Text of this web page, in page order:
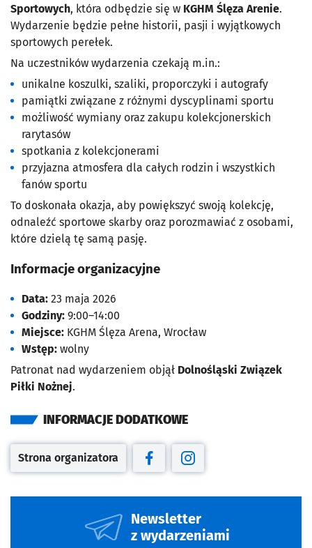
Sportowych, która odbędzie się w KGHM Ślęza Arenie.
Wydarzenie będzie pełne historii, pasji i wyjątkowych
sportowych perełek.
Na uczestników wydarzenia czekają m.in.:
unikalne koszulki, szaliki, proporczyki i autografy
pamiątki związane z różnymi dyscyplinami sportu
możliwość wymiany oraz zakupu kolekcjonerskich
rarytasów
spotkania z kolekcjonerami
przyjazna atmosfera dla całych rodzin i wszystkich
fanów sportu
To doskonała okazja, aby powiększyć swoją kolekcję,
odnaleźć sportowe skarby oraz porozmawiać z osobami,
które dzielą tę samą pasję.
Informacje organizacyjne
Data: 23 maja 2026
Godziny: 9:00–14:00
Miejsce: KGHM Ślęza Arena, Wrocław
Wstęp: wolny
Patronat nad wydarzeniem objął Dolnośląski Związek
Piłki Nożnej.
INFORMACJE DODATKOWE
Otwiera się w nowej karcie
Strona organizatora
Otwiera się w nowej karcie
Otwiera się w nowej
Newsletter
z wydarzeniami